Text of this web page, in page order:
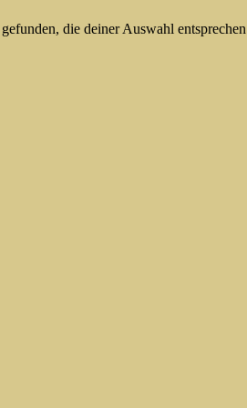
die deiner Auswahl